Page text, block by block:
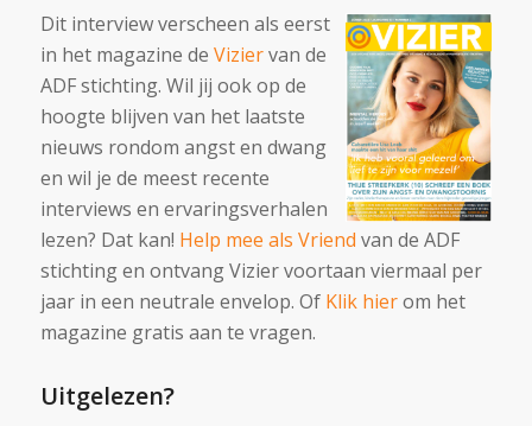
Dit interview verscheen als eerst
in het magazine de Viziervan de
ADF stichting. Wil jij ook op de
hoogte blijven van het laatste
nieuws rondom angst en dwang
en wil je de meest recente
interviews en ervaringsverhalen
lezen? Dat kan! Help mee als Vriend van de ADF
stichting en ontvang Vizier voortaan viermaal per
jaar in een neutrale envelop. Of Klik hierom het
magazine gratis aan te vragen.
Uitgelezen?